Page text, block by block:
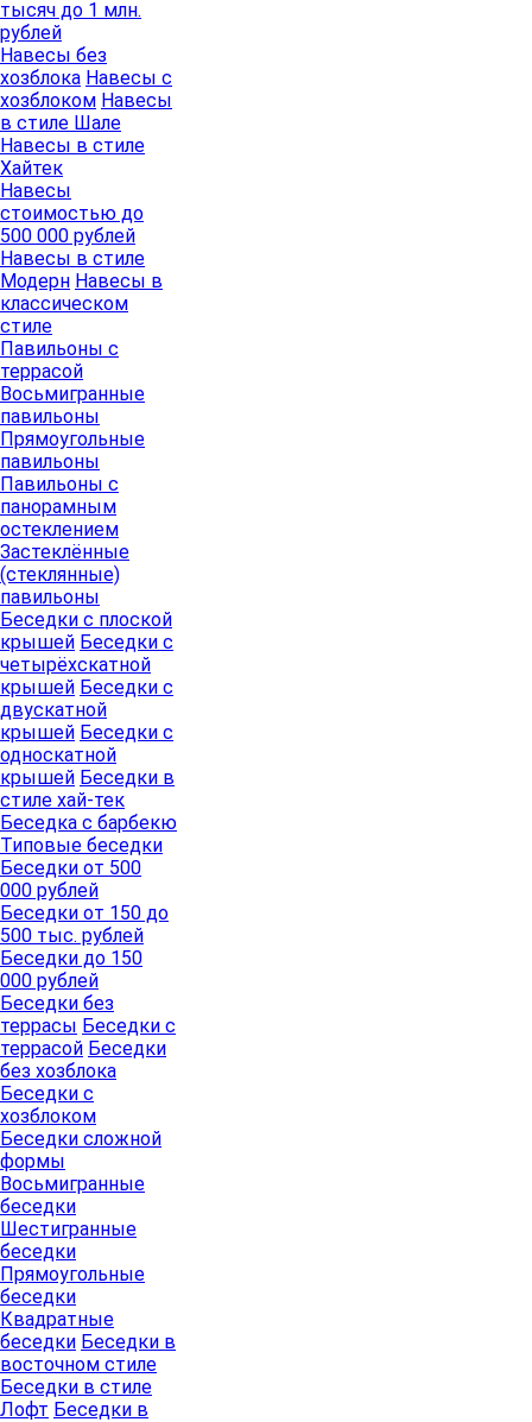
тысяч до 1 млн.
рублей
Навесы без
хозблока Навесы с
хозблоком Навесы
в стиле Шале
Навесы в стиле
Хайтек
Навесы
стоимостью до
500 000 рублей
Навесы в стиле
Модерн Навесы в
классическом
стиле
Павильоны с
террасой
Восьмигранные
павильоны
Прямоугольные
павильоны
Павильоны с
панорамным
остеклением
Застеклённые
(стеклянные)
павильоны
Беседки с плоской
крышей Беседки с
четырёхскатной
крышей Беседки с
двускатной
крышей Беседки с
односкатной
крышей Беседки в
стиле хай-тек
Беседка с барбекю
Типовые беседки
Беседки от 500
000 рублей
Беседки от 150 до
500 тыс. рублей
Беседки до 150
000 рублей
Беседки без
террасы Беседки с
террасой Беседки
без хозблока
Беседки с
хозблоком
Беседки сложной
формы
Восьмигранные
беседки
Шестигранные
беседки
Прямоугольные
беседки
Квадратные
беседки Беседки в
восточном стиле
Беседки в стиле
Лофт Беседки в